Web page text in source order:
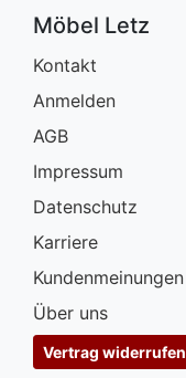
Möbel Letz
Kontakt
Anmelden
AGB
Impressum
Datenschutz
Karriere
Kundenmeinungen
Über uns
Vertrag widerrufen